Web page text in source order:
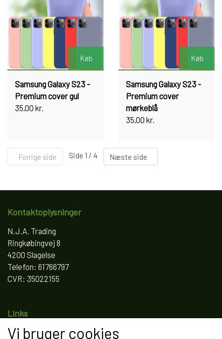
Køb
Samsung Galaxy S23 -
Premium cover gul
35,00 kr.
Køb
Samsung Galaxy S23 -
Premium cover
mørkeblå
35,00 kr.
Forrige side Side 1 / 4 Næste side
Kontaktoplysninger
N.J.A. Trading
Ringkøbingvej 8
4200 Slagelse
Telefon: 61766797
CVR: 35022155
Links
Salgs- og leveringsbetingelser
Vi bruger cookies